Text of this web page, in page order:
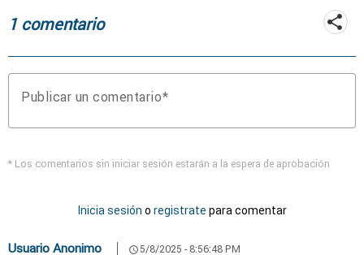
1 comentario
Publicar un comentario
* Los comentarios sin iniciar sesión estarán a la espera de aprobación
Inicia sesión o registrate para comentar
Usuario Anonimo schedule 5/8/2025 - 8:56:48 PM